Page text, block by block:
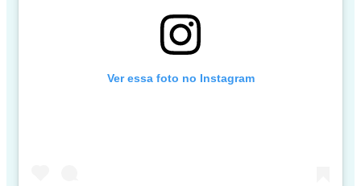
Ver essa foto no Instagram